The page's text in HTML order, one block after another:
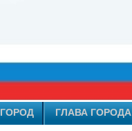
ГОРОД ГЛАВА ГОРОДА